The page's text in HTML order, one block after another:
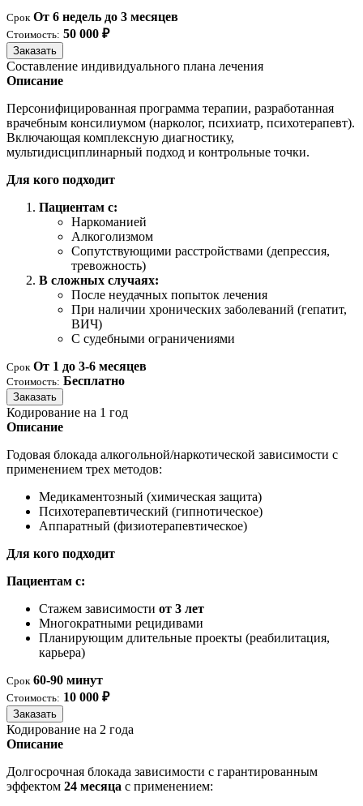
Срок От 6 недель до 3 месяцев
Стоимость: 50 000 ₽
Заказать
Составление индивидуального плана лечения
Описание
Персонифицированная программа терапии, разработанная
врачебным консилиумом (нарколог, психиатр, психотерапевт).
Включающая комплексную диагностику,
мультидисциплинарный подход и контрольные точки.
Для кого подходит
Пациентам с:
Наркоманией
Алкоголизмом
Сопутствующими расстройствами (депрессия,
тревожность)
В сложных случаях:
После неудачных попыток лечения
При наличии хронических заболеваний (гепатит,
ВИЧ)
С судебными ограничениями
Срок От 1 до 3-6 месяцев
Стоимость: Бесплатно
Заказать
Кодирование на 1 год
Описание
Годовая блокада алкогольной/наркотической зависимости с
применением трех методов:
Медикаментозный (химическая защита)
Психотерапевтический (гипнотическое)
Аппаратный (физиотерапевтическое)
Для кого подходит
Пациентам с:
Стажем зависимости от 3 лет
Многократными рецидивами
Планирующим длительные проекты (реабилитация,
карьера)
Срок 60-90 минут
Стоимость: 10 000 ₽
Заказать
Кодирование на 2 года
Описание
Долгосрочная блокада зависимости с гарантированным
эффектом 24 месяца с применением: